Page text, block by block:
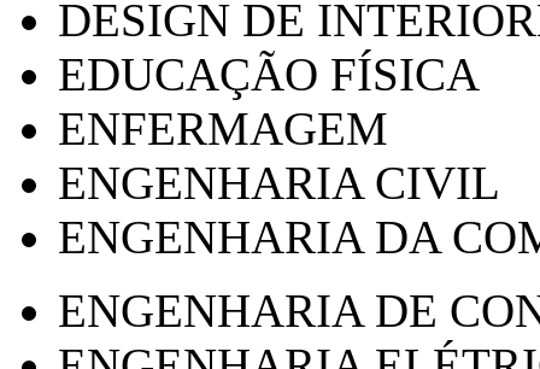
DESIGN DE
EDUCAÇÃO FÍSICA
ENFERMAGEM
ENGENHARIA CIVIL
ENGENHARIA DA
ENGENHARIA DE